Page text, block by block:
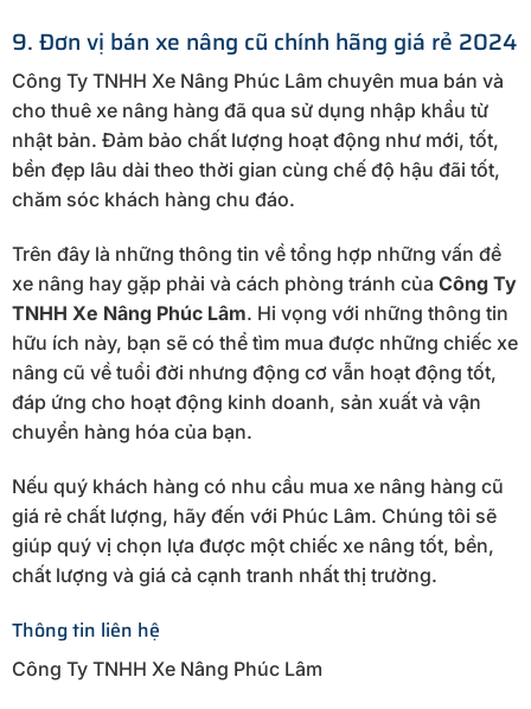
9. Đơn vị bán xe nâng cũ chính hãng giá rẻ 2024
Công Ty TNHH Xe Nâng Phúc Lâm chuyên mua bán và
cho thuê xe nâng hàng đã qua sử dụng nhập khẩu từ
nhật bản. Đảm bảo chất lượng hoạt động như mới, tốt,
bền đẹp lâu dài theo thời gian cùng chế độ hậu đãi tốt,
chăm sóc khách hàng chu đáo.
Trên đây là những thông tin về tổng hợp những vấn đề
xe nâng hay gặp phải và cách phòng tránh của Công Ty
TNHH Xe Nâng Phúc Lâm. Hi vọng với những thông tin
hữu ích này, bạn sẽ có thể tìm mua được những chiếc xe
nâng cũ về tuổi đời nhưng động cơ vẫn hoạt động tốt,
đáp ứng cho hoạt động kinh doanh, sản xuất và vận
chuyển hàng hóa của bạn.
Nếu quý khách hàng có nhu cầu mua xe nâng hàng cũ
giá rẻ chất lượng, hãy đến với Phúc Lâm. Chúng tôi sẽ
giúp quý vị chọn lựa được một chiếc xe nâng tốt, bền,
chất lượng và giá cả cạnh tranh nhất thị trường.
Thông tin liên hệ
Công Ty TNHH Xe Nâng Phúc Lâm